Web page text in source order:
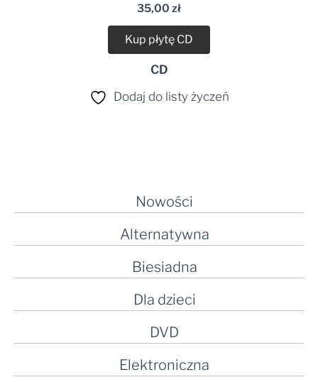
Nowości
Alternatywna
Biesiadna
Dla dzieci
DVD
Elektroniczna
35,00 zł
Kup płytę CD
CD
Dodaj do listy życzeń